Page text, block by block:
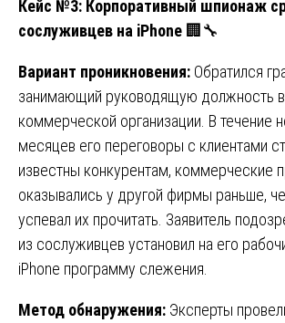
Кейс №3: Корпоративный шпионаж
сослуживцев на iPhone 🏢🔧
Вариант проникновения: Обратился
занимающий руководящую должность в
коммерческой организации. В течение
месяцев его переговоры с клиентами
известны конкурентам, коммерческие
оказывались у другой фирмы раньше,
успевал их прочитать. Заявитель
из сослуживцев установил на его
iPhone программу слежения.
Метод обнаружения: Эксперты